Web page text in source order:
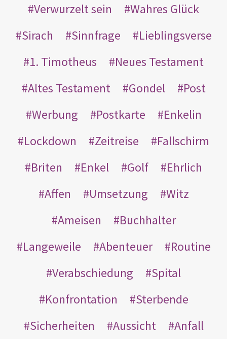
Verwurzelt sein
Wahres Glück
Sirach
Sinnfrage
Lieblingsverse
1. Timotheus
Neues Testament
Altes Testament
Gondel
Post
Werbung
Postkarte
Enkelin
Lockdown
Zeitreise
Fallschirm
Briten
Enkel Golf
Ehrlich
Affen
Umsetzung
Witz
Ameisen
Buchhalter
Langeweile
Abenteuer
Routine
Verabschiedung
Spital
Konfrontation
Sterbende
Sicherheiten
Aussicht
Anfall